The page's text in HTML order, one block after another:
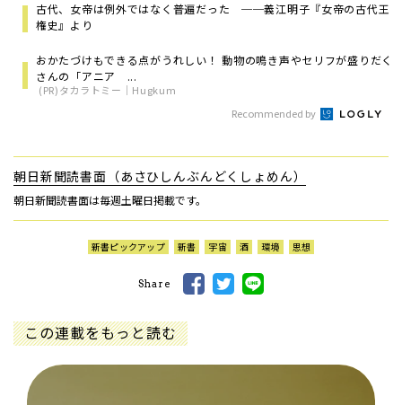
古代、女帝は例外ではなく普遍だった ──義江明子『女帝の古代王
権史』より
おかたづけもできる点がうれしい！ 動物の鳴き声やセリフが盛りだく
さんの「アニア ...
(PR)タカラトミー｜Hugkum
Recommended by
朝日新聞読書面（あさひしんぶんどくしょめん）
朝日新聞読書面は毎週土曜日掲載です。
新書ピックアップ 新書 宇宙 酒 環境 思想
Share
この連載をもっと読む